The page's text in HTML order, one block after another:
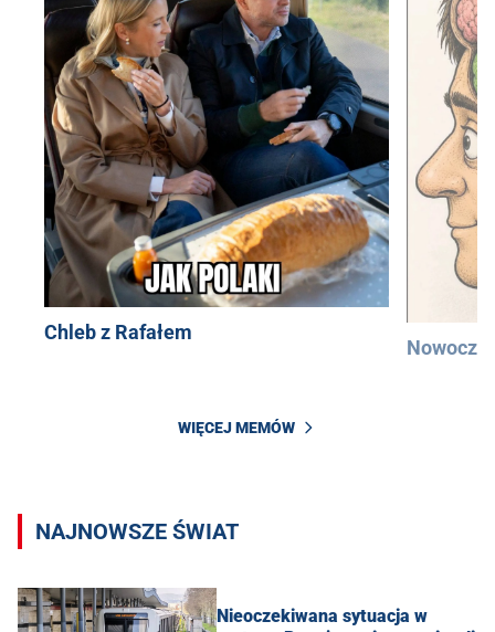
Chleb z Rafałem
WIĘCEJ MEMÓW
NAJNOWSZE ŚWIAT
Nieoczekiwana sytuacja w